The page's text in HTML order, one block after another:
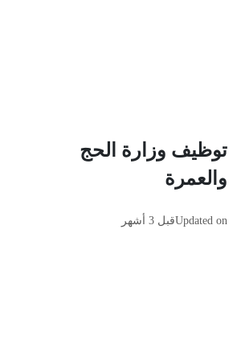
توظيف وزارة الحج
والعمرة
Updated onقبل 3 أشهر